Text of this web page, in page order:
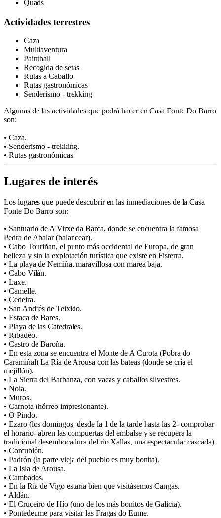
Quads
Actividades terrestres
Caza
Multiaventura
Paintball
Recogida de setas
Rutas a Caballo
Rutas gastronómicas
Senderismo - trekking
Algunas de las actividades que podrá hacer en Casa Fonte Do Barro
son:
• Caza.
• Senderismo - trekking.
• Rutas gastronómicas.
Lugares de interés
Los lugares que puede descubrir en las inmediaciones de la Casa
Fonte Do Barro son:
• Santuario de A Virxe da Barca, donde se encuentra la famosa
Pedra de Abalar (balancear).
• Cabo Touriñan, el punto más occidental de Europa, de gran
belleza y sin la explotación turística que existe en Fisterra.
• La playa de Nemiña, maravillosa con marea baja.
• Cabo Vilán.
• Laxe.
• Camelle.
• Cedeira.
• San Andrés de Teixido.
• Estaca de Bares.
• Playa de las Catedrales.
• Ribadeo.
• Castro de Baroña.
• En esta zona se encuentra el Monte de A Curota (Pobra do
Caramiñal) La Ría de Arousa con las bateas (donde se cría el
mejillón).
• La Sierra del Barbanza, con vacas y caballos silvestres.
• Noia.
• Muros.
• Carnota (hórreo impresionante).
• O Pindo.
• Ezaro (los domingos, desde la 1 de la tarde hasta las 2- comprobar
el horario- abren las compuertas del embalse y se recupera la
tradicional desembocadura del río Xallas, una espectacular cascada).
• Corcubión.
• Padrón (la parte vieja del pueblo es muy bonita).
• La Isla de Arousa.
• Cambados.
• En la Ría de Vigo estaría bien que visitásemos Cangas.
• Aldán.
• El Cruceiro de Hío (uno de los más bonitos de Galicia).
• Pontedeume para visitar las Fragas do Eume.